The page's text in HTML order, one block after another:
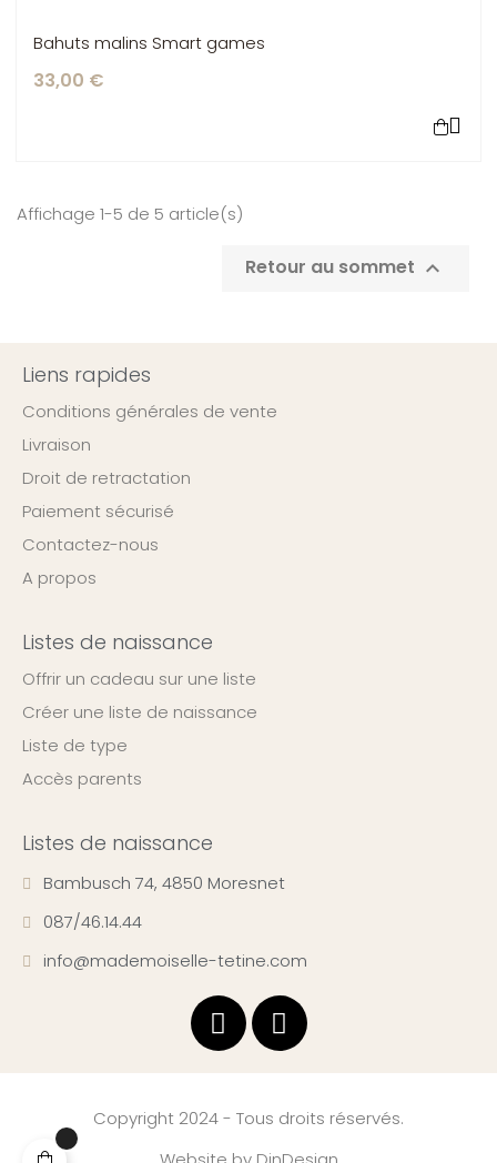
Bahuts malins Smart games
33,00 €

Affichage 1-5 de 5 article(s)
Retour au sommet 
Liens rapides
Conditions générales de vente
Livraison
Droit de retractation
Paiement sécurisé
Contactez-nous
A propos
Listes de naissance
Offrir un cadeau sur une liste
Créer une liste de naissance
Liste de type
Accès parents
Listes de naissance
Bambusch 74, 4850 Moresnet
087/46.14.44
info@mademoiselle-tetine.com
Copyright 2024 - Tous droits réservés.